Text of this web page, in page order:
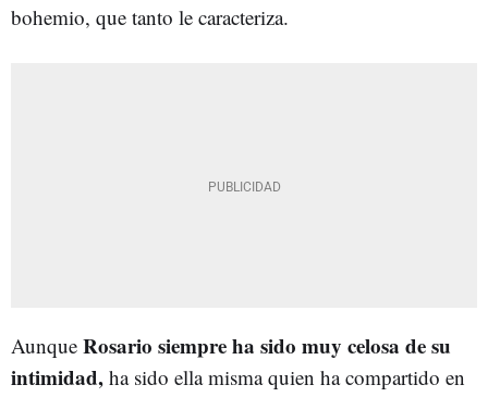
bohemio, que tanto le caracteriza.
Aunque Rosario siempre ha sido muy celosa de su
intimidad, ha sido ella misma quien ha compartido en